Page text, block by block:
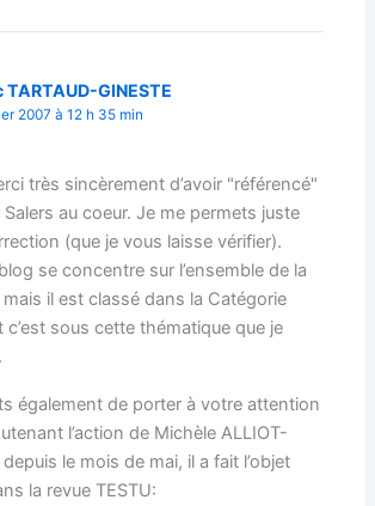
GINESTE
2007 à 12 h 35 min
très sincèrement d’avoir "référencé"
au coeur. Je me permets juste
(que je vous laisse vérifier).
se concentre sur l’ensemble de la
mais il est classé dans la Catégorie
c’est sous cette thématique que je
également de porter à votre attention
l’action de Michèle ALLIOT-
le mois de mai, il a fait l’objet
la revue TESTU: